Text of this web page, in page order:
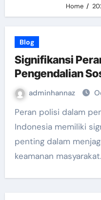
Home
Blog
Signifikansi
Pengendalian
adminhannaz
Peran polisi dalam pengendalian sosial di
Indonesia memiliki
penting dalam
keamanan